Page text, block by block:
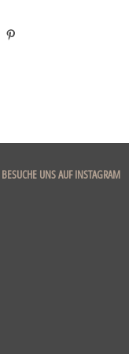
UNS AUF INSTAGRAM